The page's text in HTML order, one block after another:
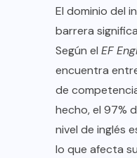
El dominio del
barrera
Según el EF
encuentra
de
hecho, el 97%
nivel de inglés
lo que afecta